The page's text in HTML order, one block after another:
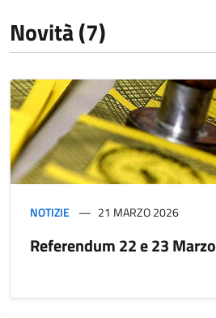
Novità (7)
NOTIZIE 21 MARZO 2026
Referendum 22 e 23 Marzo